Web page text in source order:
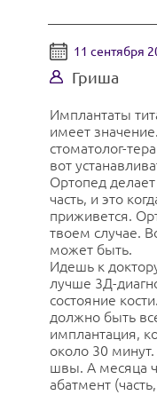
11 сентября
Гриша
Имплантаты
имеет
стоматолог-
вот
Ортопед
часть, и это
приживется.
твоем случае.
может быть.
Идешь к
лучше 3Д-
состояние
должно быть
имплантация,
около 30
швы. А месяца
абатмент